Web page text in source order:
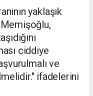
yaklaşık
ciddiye
ve
ifadelerini